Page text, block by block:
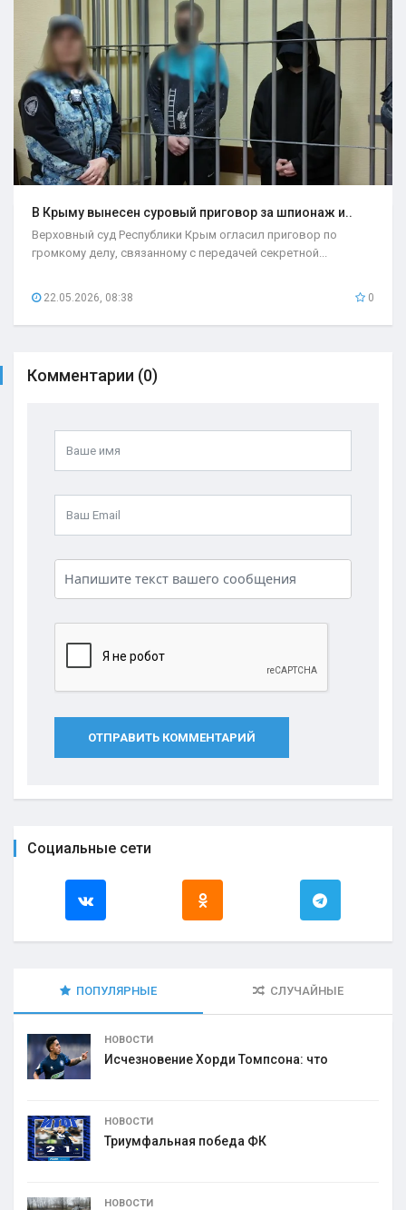
В Крыму вынесен суровый приговор за шпионаж и..
Верховный суд Республики Крым огласил приговор по
громкому делу, связанному с передачей секретной...
22.05.2026, 08:38 0
Комментарии (0)
ОТПРАВИТЬ КОММЕНТАРИЙ
Социальные сети
ПОПУЛЯРНЫЕ СЛУЧАЙНЫЕ
НОВОСТИ
Исчезновение Хорди Томпсона: что
НОВОСТИ
Триумфальная победа ФК
НОВОСТИ